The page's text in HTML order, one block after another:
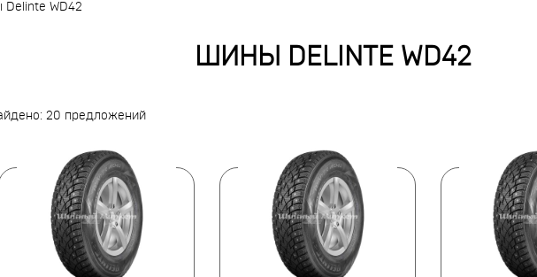
WD42
ШИНЫ DELINTE WD42
20 предложений